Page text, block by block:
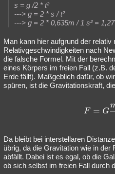
s = g /2 * t²
---> g = 2 * s / t²
---> g = 2 * 0,635m / 1 s² =
Man kann hier aufgrund der relativ
Relativgeschwindigkeiten nach
die falsche Formel. Mit der
eines Körpers im freien Fall (z.B.
Erde fällt). Maßgeblich dafür, ob
spüren, ist die Gravitationskraft,
F = G
Da bleibt bei interstellaren
übrig, da die Gravitation wie in der
abfällt. Dabei ist es egal, ob die
ob sich selbst im freien Fall durch